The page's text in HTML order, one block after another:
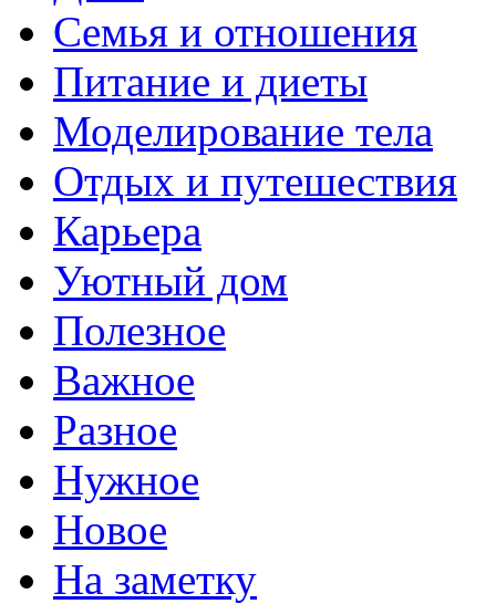
Семья и отношения
Питание и диеты
Моделирование тела
Отдых и путешествия
Карьера
Уютный дом
Полезное
Важное
Разное
Нужное
Новое
На заметку